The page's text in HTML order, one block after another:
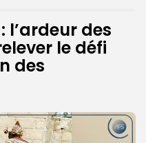
l’ardeur des
le défi
des